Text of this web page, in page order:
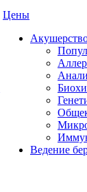
Цены
Ведение